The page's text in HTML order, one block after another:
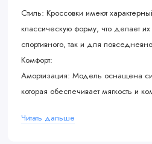
Стиль: Кроссовки имеют
классическую форму, что делает
спортивного, так и для
Комфорт:
Амортизация: Модель оснащена
которая обеспечивает мягкость и
Поддержка: Удобная стелька и
Читать дальше